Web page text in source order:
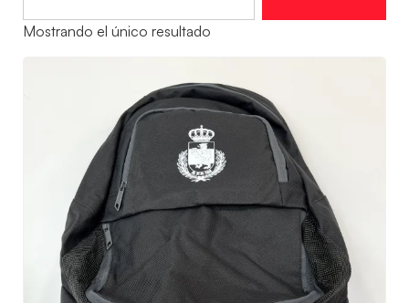
Mostrando el único resultado